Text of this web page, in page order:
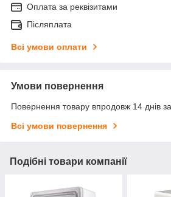
Оплата за реквізитами
Післяплата
Всі умови оплати
Умови повернення
Повернення товару впродовж 14 днів
Всі умови повернення
Подібні товари компанії